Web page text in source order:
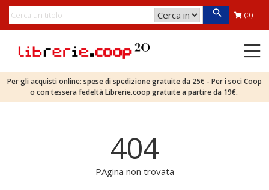
(0)
Per gli acquisti online: spese di spedizione gratuite da 25€ - Per i soci Coop
o con tessera fedeltà Librerie.coop gratuite a partire da 19€.
404
PAgina non trovata